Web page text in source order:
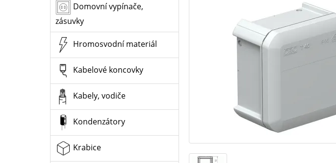
Domovní vypínače,
zásuvky
Hromosvodní materiál
Kabelové koncovky
Kabely, vodiče
Kondenzátory
Krabice